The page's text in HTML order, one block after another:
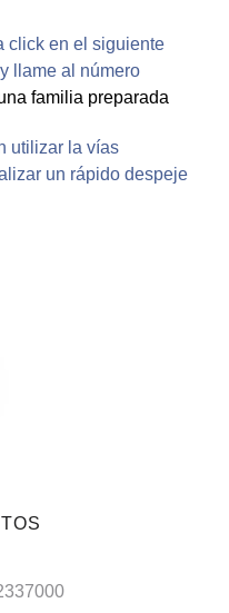
click en el siguiente
y llame al número
familia preparada
utilizar la vías
un rápido despeje